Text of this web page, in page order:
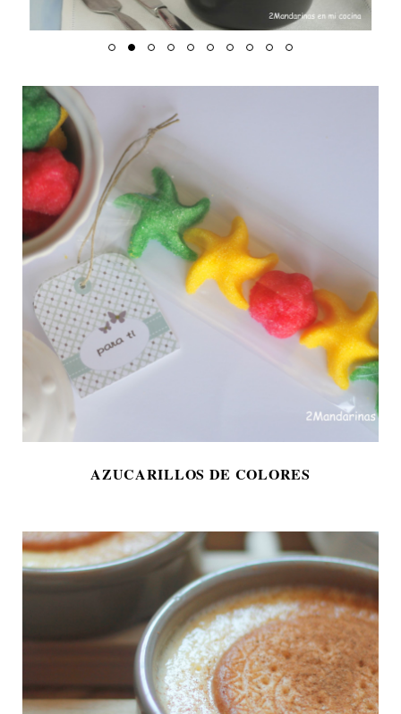
AZUCARILLOS DE COLORES